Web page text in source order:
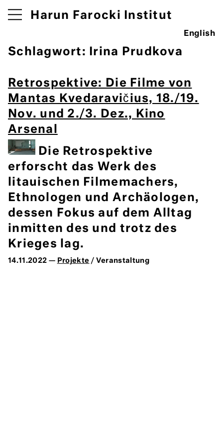
Harun Farocki Institut
English
Schlagwort: Irina Prudkova
Retrospektive: Die Filme von
Mantas Kvedaravičius, 18./19.
Nov. und 2./3. Dez., Kino
Arsenal
Die Retrospektive
erforscht das Werk des
litauischen Filmemachers,
Ethnologen und Archäologen,
dessen Fokus auf dem Alltag
inmitten des und trotz des
Krieges lag.
14.11.2022 — Projekte / Veranstaltung